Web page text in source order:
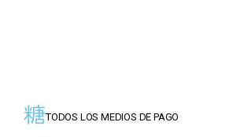
TODOS LOS MEDIOS DE PAGO